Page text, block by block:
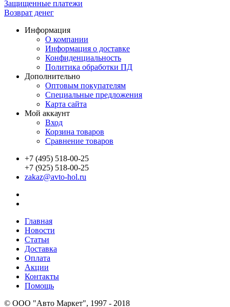
Защищенные платежи
Возврат денег
Информация
О компании
Информация о доставке
Конфиденциальность
Политика обработки ПД
Дополнительно
Оптовым покупателям
Специальные предложения
Карта сайта
Мой аккаунт
Вход
Корзина товаров
Сравнение товаров
+7 (495) 518-00-25
+7 (925) 518-00-25
zakaz@avto-hol.ru
Главная
Новости
Статьи
Доставка
Оплата
Акции
Контакты
Помощь
© OOO "Авто Маркет", 1997 - 2018